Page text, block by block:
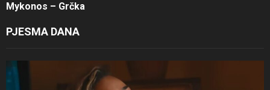
Mykonos – Grčka
PJESMA DANA